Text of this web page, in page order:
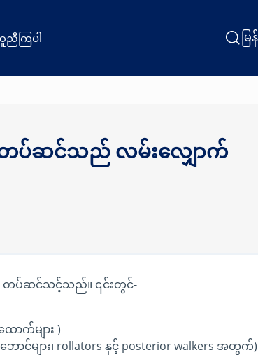
ကြပါ ရှာရန်မြ
င်တပ်ဆင်သည် လမ်းလျှောက်
တပ်ဆင်သင့်သည်။ ၎င်းတွင်-
က်များ )
များ၊ rollators နှင့် posterior walkers အတွက်)